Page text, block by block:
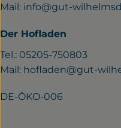
Mail: info@gut-
Der Hofladen
Tel.: 05205-750803
Mail: hofladen@gut-
DE-ÖKO-006